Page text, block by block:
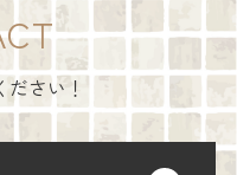
さい！